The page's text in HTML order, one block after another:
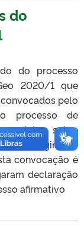
do
do processo
2020/1 que
pelo
processo de
sobre
na página do
convocação é
declaração
afirmativo